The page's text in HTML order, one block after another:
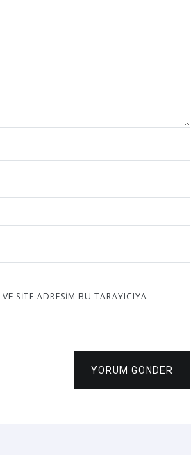
SITE ADRESIM BU TARAYICIYA
YORUM GÖNDER